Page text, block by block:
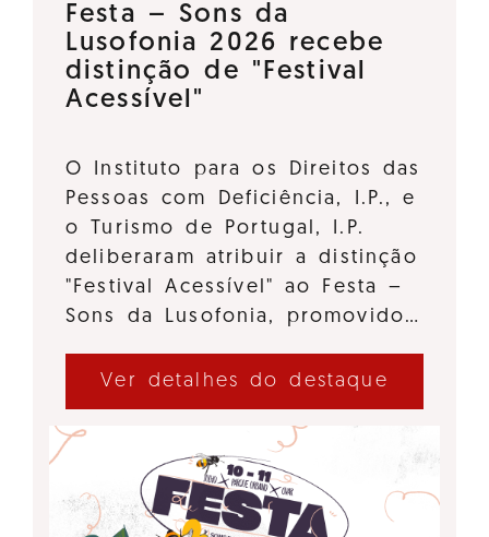
Festa – Sons da
Lusofonia 2026 recebe
distinção de "Festival
Acessível"
O Instituto para os Direitos das
Pessoas com Deficiência, I.P., e
o Turismo de Portugal, I.P.
deliberaram atribuir a distinção
"Festival Acessível" ao Festa –
Sons da Lusofonia, promovido…
Ver detalhes do destaque